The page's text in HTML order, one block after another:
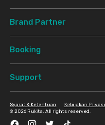
Brand Partner
Booking
Support
© 2026 Rukita. All rights reserved.
Syarat & Ketentuan Kebijakan Privasi
FacebookInstagramTwitter TikTok